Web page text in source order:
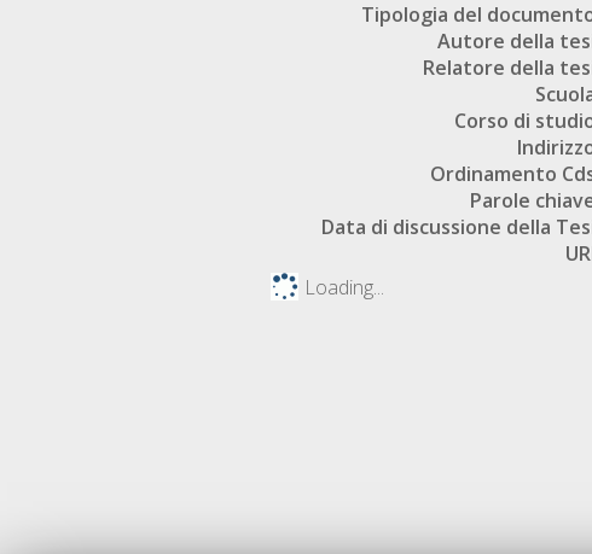
Tipologia del
Autore della
Relatore della
Corso di
Ordinamento
Parole
Data di discussione della
Loading...